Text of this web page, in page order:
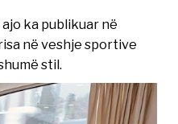
ka publikuar në
në veshje sportive
stil.